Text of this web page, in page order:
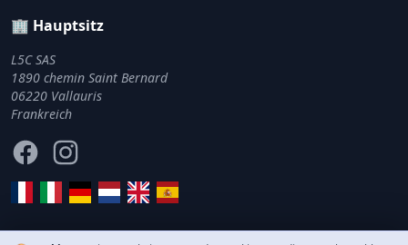
🏢 Hauptsitz
L5C SAS
1890 chemin Saint Bernard
06220 Vallauris
Frankreich
FacebookInstagram